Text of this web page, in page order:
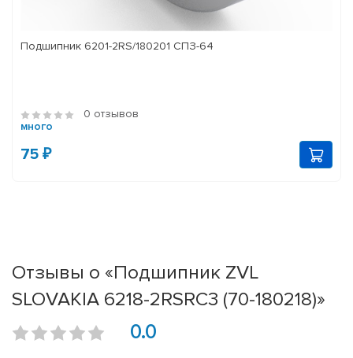
Подшипник 6201-2RS/180201 СПЗ-64
0 отзывов
много
75 ₽
Отзывы о «Подшипник ZVL
SLOVAKIA 6218-2RSRC3 (70-180218)»
0.0